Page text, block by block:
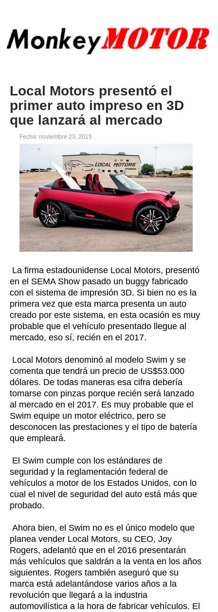
Local Motors presentó el
primer auto impreso en 3D
que lanzará al mercado
Fecha: noviembre 23, 2015
La firma estadounidense Local Motors, presentó
en el SEMA Show pasado un buggy fabricado
con el sistema de impresión 3D. Si bien no es la
primera vez que esta marca presenta un auto
creado por este sistema, en esta ocasión es muy
probable que el vehículo presentado llegue al
mercado, eso sí, recién en el 2017.
Local Motors denominó al modelo Swim y se
comenta que tendrá un precio de US$53.000
dólares. De todas maneras esa cifra debería
tomarse con pinzas porque recién será lanzado
al mercado en el 2017. Es muy probable que el
Swim equipe un motor eléctrico, pero se
desconocen las prestaciones y el tipo de batería
que empleará.
El Swim cumple con los estándares de
seguridad y la reglamentación federal de
vehículos a motor de los Estados Unidos, con lo
cual el nivel de seguridad del auto está más que
probado.
Ahora bien, el Swim no es el único modelo que
planea vender Local Motors, su CEO, Joy
Rogers, adelantó que en el 2016 presentarán
más vehículos que saldrán a la venta en los años
siguientes. Rogers también aseguró que su
marca está adelantándose varios años a la
revolución que llegará a la industria
automovilística a la hora de fabricar vehículos. El